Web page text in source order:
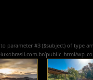
to parameter #3 ($subject) of type
public_html/wp-